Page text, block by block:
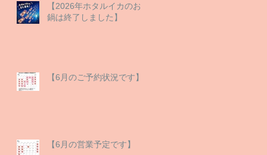
【2026年ホタルイカのお
鍋は終了しました】
【6月のご予約状況です】
【6月の営業予定です】